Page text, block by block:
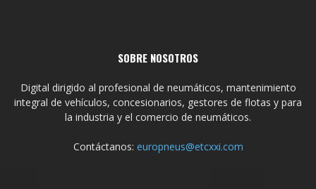
SOBRE NOSOTROS
Digital dirigido al profesional de neumáticos, mantenimiento
integral de vehículos, concesionarios, gestores de flotas y para
la industria y el comercio de neumáticos.
Contáctanos: europneus@etcxxi.com